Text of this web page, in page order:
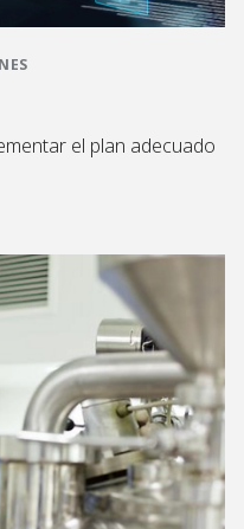
el plan adecuado